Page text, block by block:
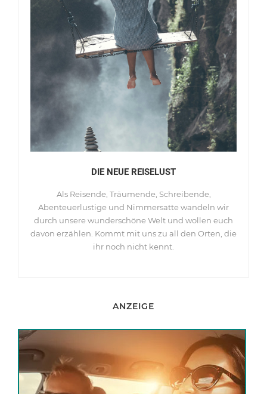
DIE NEUE REISELUST
Als Reisende, Träumende, Schreibende,
Abenteuerlustige und Nimmersatte wandeln wir
durch unsere wunderschöne Welt und wollen euch
davon erzählen. Kommt mit uns zu all den Orten, die
ihr noch nicht kennt.
ANZEIGE